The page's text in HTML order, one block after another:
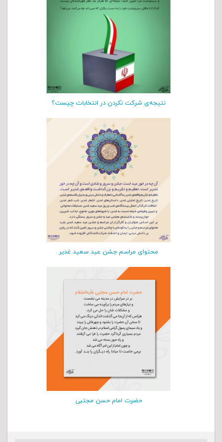
نتیجه‌ی شرکت نکردن در انتخابات چیست؟
محتوای مراسم جشن عید سعید غدیر
حضرت امام حسن مجتبی